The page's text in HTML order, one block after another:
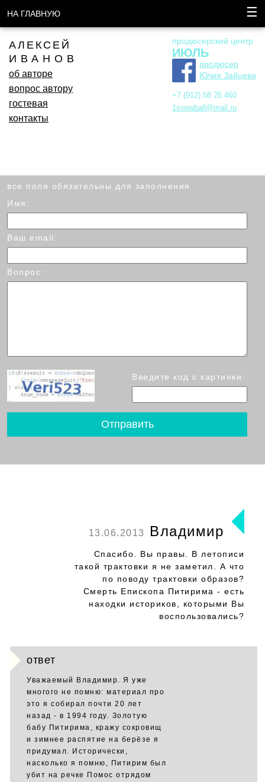
НА ГЛАВНУЮ ☰
АЛЕКСЕЙ
ИВАНОВ
об авторе
вопрос автору
гостевая
контакты
продюсерский центр
ИЮЛЬ
продюсер
Юлия Зайцева
+7 (912) 58 25 460
1snowball@mail.ru
все поля обязательны для заполнения
Имя:
Ваш email:
Вопрос:
Введите код с картинки:
13.06.2013 Владимир
Спасибо. Вы правы. В летописи
такой трактовки я не заметил. А что
по поводу трактовки образов?
Смерть Епископа Питирима - есть
находки историков, которыми Вы
воспользовались?
ответ
Уважаемый Владимир. Я уже
многого не помню: материал про
это я собирал почти 20 лет
назад - в 1994 году. Золотую
бабу Питирима, кражу сокровищ
и зимнее распятие на берёзе я
придумал. Исторически,
насколько я помню, Питирим был
убит на речке Помос отрядом